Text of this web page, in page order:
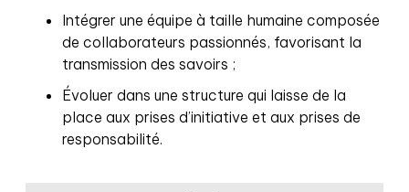
Intégrer une équipe à taille humaine composée
de collaborateurs passionnés, favorisant la
transmission des savoirs ;
Évoluer dans une structure qui laisse de la
place aux prises d’initiative et aux prises de
responsabilité.